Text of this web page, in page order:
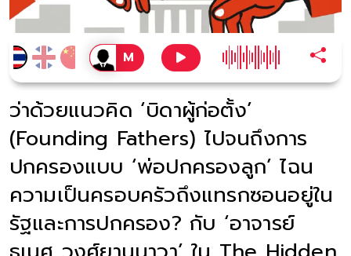
ว่าด้วยแนวคิด ‘บิดาผู้ก่อตั้ง’
(Founding Fathers) ไปจนถึงการ
ปกครองแบบ ‘พ่อปกครองลูก’ ไฉน
ความเป็นครอบครัวถึงแทรกซอนอยู่ใน
รัฐและการปกครอง? กับ ‘อาจารย์